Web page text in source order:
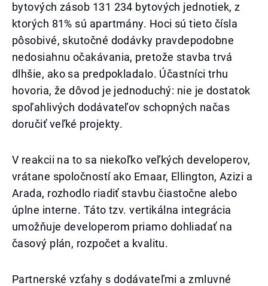
bytových zásob 131 234 bytových jednotiek, z
ktorých 81% sú apartmány. Hoci sú tieto čísla
pôsobivé, skutočné dodávky pravdepodobne
nedosiahnu očakávania, pretože stavba trvá
dlhšie, ako sa predpokladalo. Účastníci trhu
hovoria, že dôvod je jednoduchý: nie je dostatok
spoľahlivých dodávateľov schopných načas
doručiť veľké projekty.
V reakcii na to sa niekoľko veľkých developerov,
vrátane spoločností ako Emaar, Ellington, Azizi a
Arada, rozhodlo riadiť stavbu čiastočne alebo
úplne interne. Táto tzv. vertikálna integrácia
umožňuje developerom priamo dohliadať na
časový plán, rozpočet a kvalitu.
Partnerské vzťahy s dodávateľmi a zmluvné